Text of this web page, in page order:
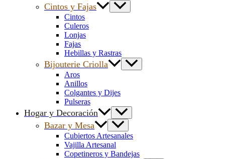
Cintos y Fajas
Cintos
Culeros
Lonjas
Fajas
Hebillas y Rastras
Bijouterie Criolla
Aros
Anillos
Colgantes y Dijes
Pulseras
Hogar y Decoración
Bazar y Mesa
Cubiertos Artesanales
Vajilla Artesanal
Copetineros y Bandejas